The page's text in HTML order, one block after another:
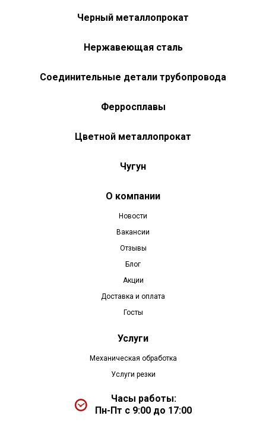
Черный металлопрокат
Нержавеющая сталь
Соединительные детали трубопровода
Ферросплавы
Цветной металлопрокат
Чугун
О компании
Новости
Вакансии
Отзывы
Блог
Акции
Доставка и оплата
Госты
Услуги
Механическая обработка
Услуги резки
Часы работы:
Пн-Пт с 9:00 до 17:00